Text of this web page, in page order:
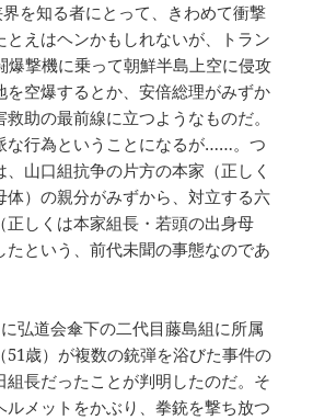
を知る者にとって、きわめて衝撃
とえはヘンかもしれないが、トラン
爆撃機に乗って朝鮮半島上空に侵攻
を空爆するとか、安倍総理がみずか
助の最前線に立つようなものだ。
な行為ということになるが……。つ
、山口組抗争の片方の本家（正しく
体）の親分がみずから、対立する六
正しくは本家組長・若頭の出身母
たという、前代未聞の事態なのであ
弘道会傘下の二代目藤島組に所属
51歳）が複数の銃弾を浴びた事件の
組長だったことが判明したのだ。そ
ルメットをかぶり、拳銃を撃ち放つ